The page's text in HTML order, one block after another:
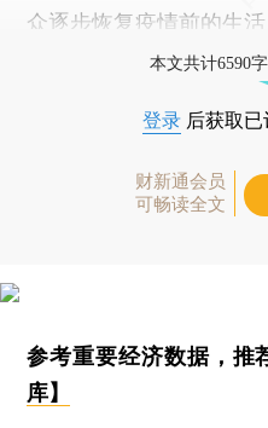
众逐步恢复疫情前的生活
本文共计6590
登录 后获取
财新通会员
可畅读全文
参考重要经济数据，推
库】